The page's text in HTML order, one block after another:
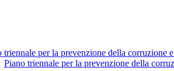
triennale per la prevenzione della corruzione
Piano triennale per la prevenzione della